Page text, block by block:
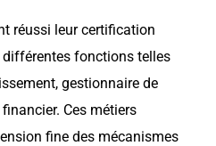
réussi leur certification
différentes fonctions telles
gestionnaire de
Ces métiers
fine des mécanismes